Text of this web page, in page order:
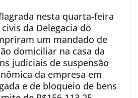
nesta quarta-feira
da Delegacia do
um mandado de
domiciliar na casa da
judiciais de suspensão
da empresa em
e de bloqueio de bens